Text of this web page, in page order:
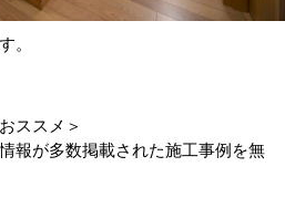
。
ススメ＞
報が多数掲載された施工事例を無